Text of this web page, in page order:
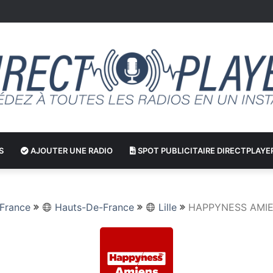
AJOUTER UNE RADIO SPOT PUBLICITAIRE
Hauts-De-France Lille HAPPYNESS